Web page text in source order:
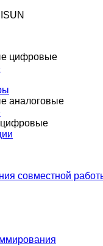
цифровые
аналоговые
цифровые
совместной